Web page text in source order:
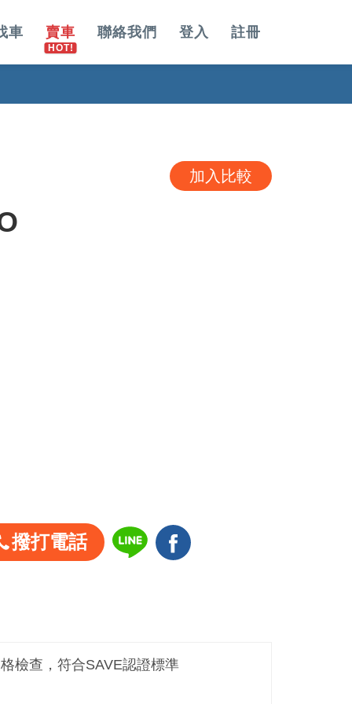
車 賣車 聯絡我們 登入 註冊
加入比較
撥打電話
檢查，符合SAVE認證標準